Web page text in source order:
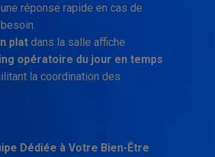
une réponse rapide en cas de
besoin.
plat dans la salle affiche
opératoire du jour en temps
la coordination des
Dédiée à Votre Bien-Être